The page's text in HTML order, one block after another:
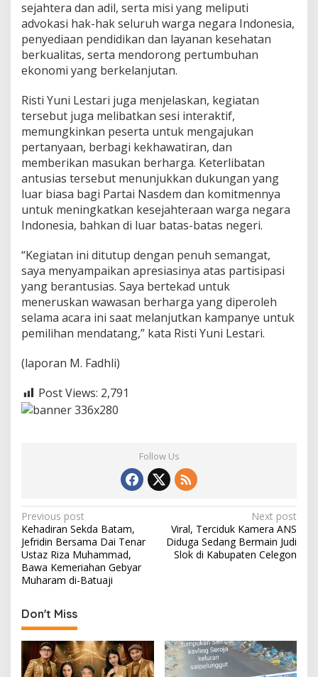
i
A
r
b
S
u
d
sejahtera dan adil, serta misi yang meliputi
advokasi hak-hak seluruh warga negara Indonesia,
penyediaan pendidikan dan layanan kesehatan
berkualitas, serta mendorong pertumbuhan
ekonomi yang berkelanjutan.
Risti Yuni Lestari juga menjelaskan, kegiatan
tersebut juga melibatkan sesi interaktif,
memungkinkan peserta untuk mengajukan
pertanyaan, berbagi kekhawatiran, dan
memberikan masukan berharga. Keterlibatan
antusias tersebut menunjukkan dukungan yang
luar biasa bagi Partai Nasdem dan komitmennya
untuk meningkatkan kesejahteraan warga negara
Indonesia, bahkan di luar batas-batas negeri.
“Kegiatan ini ditutup dengan penuh semangat,
saya menyampaikan apresiasinya atas partisipasi
yang berantusias. Saya bertekad untuk
meneruskan wawasan berharga yang diperoleh
selama acara ini saat melanjutkan kampanye untuk
pemilihan mendatang,” kata Risti Yuni Lestari.
(laporan M. Fadhli)
Post Views: 2,791
Follow Us
P
o
s
t
a
v
i
Previous post
Kehadiran Sekda Batam,
Jefridin Bersama Dai Tenar
Ustaz Riza Muhammad,
Bawa Kemeriahan Gebyar
Muharam di-Batuaji
Next post
Viral, Terciduk Kamera ANS
Diduga Sedang Bermain Judi
Slok di Kabupaten Celegon
Don't Miss